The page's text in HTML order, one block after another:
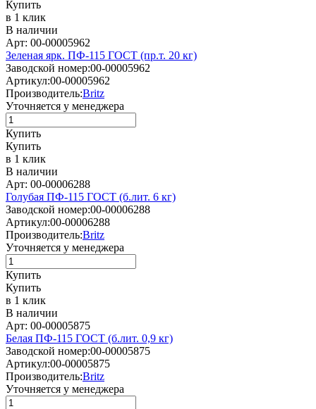
Купить
в 1 клик
В наличии
Арт: 00-00005962
Зеленая ярк. ПФ-115 ГОСТ (пр.т. 20 кг)
Заводской номер:00-00005962
Артикул:00-00005962
Производитель:Britz
Уточняется у менеджера
Купить
Купить
в 1 клик
В наличии
Арт: 00-00006288
Голубая ПФ-115 ГОСТ (б.лит. 6 кг)
Заводской номер:00-00006288
Артикул:00-00006288
Производитель:Britz
Уточняется у менеджера
Купить
Купить
в 1 клик
В наличии
Арт: 00-00005875
Белая ПФ-115 ГОСТ (б.лит. 0,9 кг)
Заводской номер:00-00005875
Артикул:00-00005875
Производитель:Britz
Уточняется у менеджера